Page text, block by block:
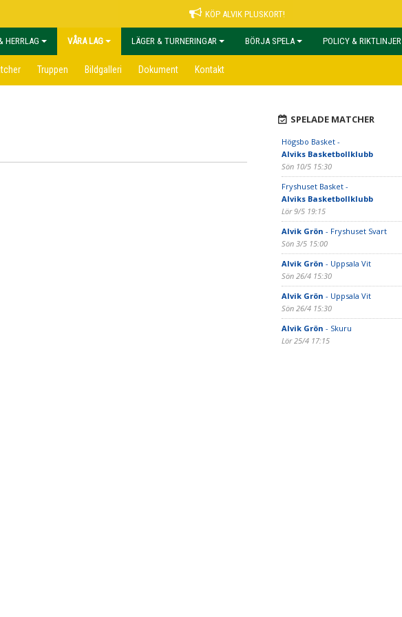
KÖP ALVIK PLUSKORT!
HERRLAG VÅRA LAG LÄGER & TURNERINGAR BÖRJA SPELA POLICY & RIKTLINJER
Truppen Bildgalleri Dokument Kontakt
SPELADE MATCHER
Högsbo Basket -
Alviks Basketbollklubb
Sön 10/5 15:30
Fryshuset Basket -
Alviks Basketbollklubb
Lör 9/5 19:15
Alvik Grön - Fryshuset Svart
Sön 3/5 15:00
Alvik Grön - Uppsala Vit
Sön 26/4 15:30
Alvik Grön - Uppsala Vit
Sön 26/4 15:30
Alvik Grön - Skuru
Lör 25/4 17:15